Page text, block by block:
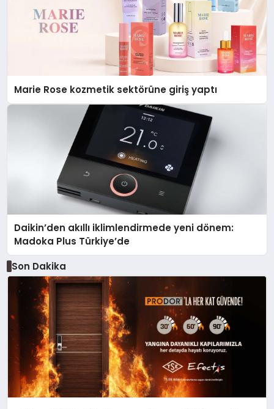
Marie Rose kozmetik sektörüne giriş yaptı
Daikin’den akıllı iklimlendirmede yeni dönem:
Madoka Plus Türkiye’de
Son Dakika